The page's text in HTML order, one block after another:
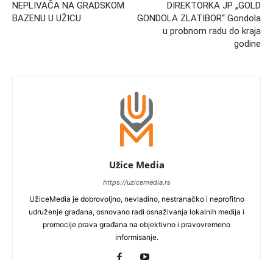
NEPLIVAČA NA GRADSKOM
BAZENU U UŽICU
DIREKTORKA JP „GOLD
GONDOLA ZLATIBOR“ Gondola
u probnom radu do kraja
godine
Užice Media
https://uzicemedia.rs
UžiceMedia je dobrovoljno, nevladino, nestranačko i neprofitno
udruženje građana, osnovano radi osnaživanja lokalnih medija i
promocije prava građana na objektivno i pravovremeno
informisanje.